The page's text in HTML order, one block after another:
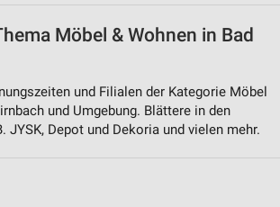
Möbel & Wohnen in Bad
und Filialen der Kategorie Möbel
und Umgebung. Blättere in den
JYSK, Depot und Dekoria und vielen mehr.